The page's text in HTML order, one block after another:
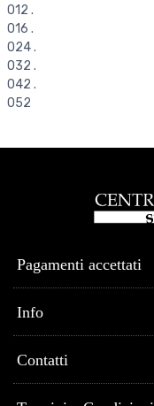
012 .
016 .
024 .
032 .
042 .
052
Pagamenti accettati
Info
Contatti